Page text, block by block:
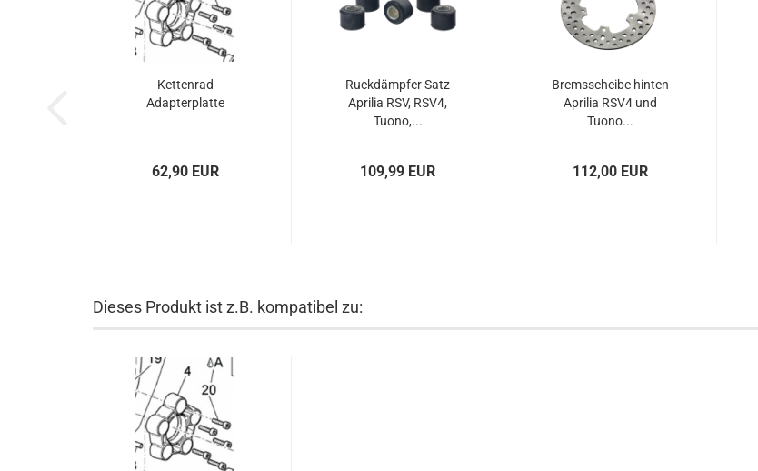
Kettenrad
Adapterplatte
62,90 EUR
Ruckdämpfer Satz
Aprilia RSV, RSV4,
Tuono,...
109,99 EUR
Bremsscheibe hinten
Aprilia RSV4 und
Tuono...
112,00 EUR
Dieses Produkt ist z.B. kompatibel zu: